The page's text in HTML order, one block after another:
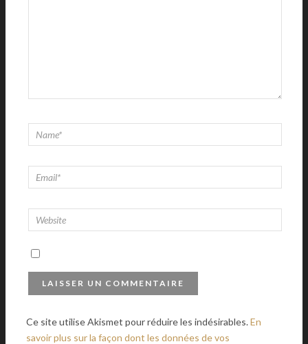
Ce site utilise Akismet pour réduire les indésirables.En
savoir plus sur la façon dont les données de vos